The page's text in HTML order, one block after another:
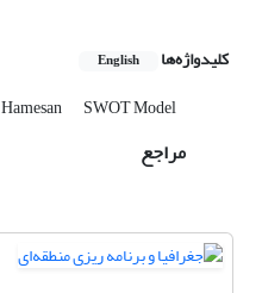
کلیدواژه‌ها English
Hamesan SWOT Model
مراجع